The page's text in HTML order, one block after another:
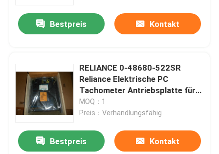
Bestpreis Kontakt
RELIANCE 0-48680-522SR
Reliance Elektrische PC
Tachometer Antriebsplatte für
industrielle Steuerungssysteme
MOQ：1
Preis：Verhandlungsfähig
Bestpreis Kontakt